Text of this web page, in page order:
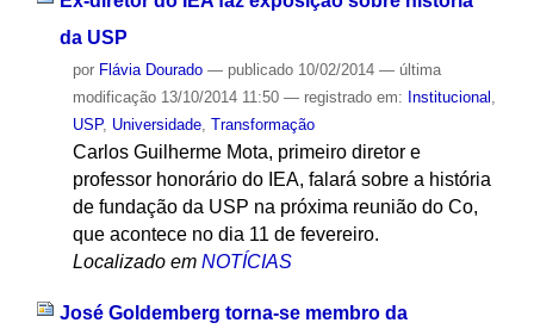
da USP
por Flávia Dourado — publicado10/02/2014 — última
modificação13/10/2014 11:50 — registrado em: Institucional
USP, Universidade, Transformação
Carlos Guilherme Mota, primeiro diretor e
professor honorário do IEA, falará sobre a história
de fundação da USP na próxima reunião do Co,
que acontece no dia 11 de fevereiro.
Localizado em NOTÍCIAS
José Goldemberg torna-se membro da